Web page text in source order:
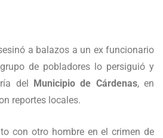
a balazos a un ex funcionario
de pobladores lo persiguió y
del Municipio de Cárdenas, en
reportes locales.
con otro hombre en el crimen de